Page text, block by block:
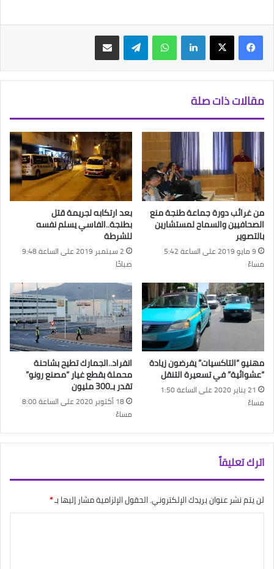
فيسبوك‫X لينكدإن واتساب تيلقرام مشاركة عبر البريد
مقالات ذات صلة
من غرائب دورة جماعة طنجة منع
الصحافيين والسماح لمستشارين
بالتصوير
9 مايو 2019 على الساعة 5:42
مساءً
بعد ارتكابه لجريمة قتل
بطنجة..الفاسي يسلم نفسه
للشرطة
2 سبتمبر 2019 على الساعة 9:48
صباحًا
مهنيو “التاكسيات” يفرضون زيادة
“عشوائية” في تسعيرة التنقل
21 يناير 2020 على الساعة 1:50
مساءً
انفراد..الجمارك تطيح بشاحنة
محملة بقطع غيار “مصنع رونو”
تقدر بـ300 مليون
18 أكتوبر 2020 على الساعة 8:00
مساءً
اترك تعليقاً
لن يتم نشر عنوان بريدك الإلكتروني.الحقول الإلزامية مشار إليها بـ*